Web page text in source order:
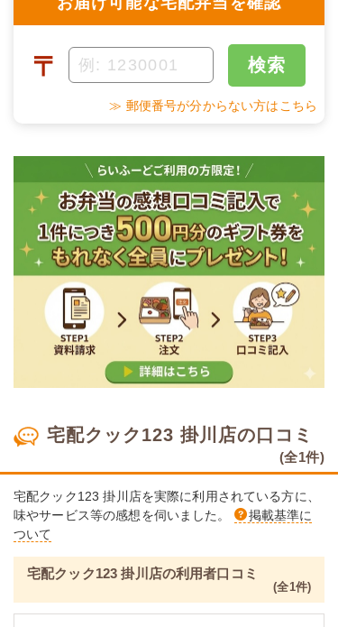
※メニューの補足
ご飯セットの栄養素です。お弁当献立の一例と
その栄養価のため、実際にご提供可能なメニュ
タンパク質 -
脂質 -
糖質 -
カリウム -
コレステロール -
※ カロリーは目安の数値であるため、メニューによっ
て異なる場合がございます。 おかゆセットでの栄養
価です。
ムースセット食のメニュー例
白身魚のゆずおろし煮
エネルギー：379kcal、たんぱく質：11.2g、脂
質：11.4g、炭水化物：56.6g、ナトリウム：
676mg、食塩相当量：17.g
※メニューの補足
ご飯セットの栄養素です。お弁当献立の一例と
その栄養価のため、実際にご提供可能なメニュ
〒 検索
≫ 郵便番号が分からない方はこちら
宅配クック123 掛川店の口コミ
(全1件)
宅配クック123 掛川店を実際に利用されている方に、
味やサービス等の感想を伺いました。
掲載基準に
ついて
宅配クック123 掛川店の利用者口コミ
(全1件)